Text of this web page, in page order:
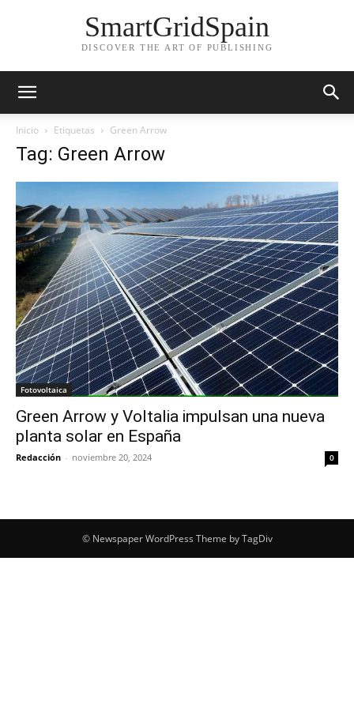
SmartGridSpain
DISCOVER THE ART OF PUBLISHING
Inicio Etiquetas Green Arrow
Tag: Green Arrow
Fotovoltaica
Green Arrow y Voltalia impulsan una nueva
planta solar en España
Redacción - noviembre 20, 2024 0
© Newspaper WordPress Theme by TagDiv